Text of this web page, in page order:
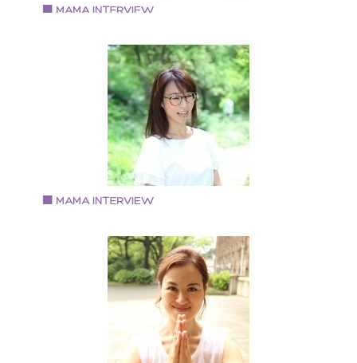
ーを毎月開催中。 https://noahvoice.love
地天 順子さん
親子専門フォトグラファー
1971年生まれ 大阪市住吉区在住 2000年生まれと2004
生まれの2児の母
岡本 静花さん
認定プレシャス・マミートレーナー
第1子の子育てに悩んでいた時に㈱プレシャス・マミー
「子育てコーチング」に出会う。 ７年の専業主婦を経
て、介護福祉業界に従事しながら、子育てを学ぶ。 そ
後、「子育てコーチング」を知ってもらいたいという
いから講師を目指す。 現在、コーチ業と並行して介護